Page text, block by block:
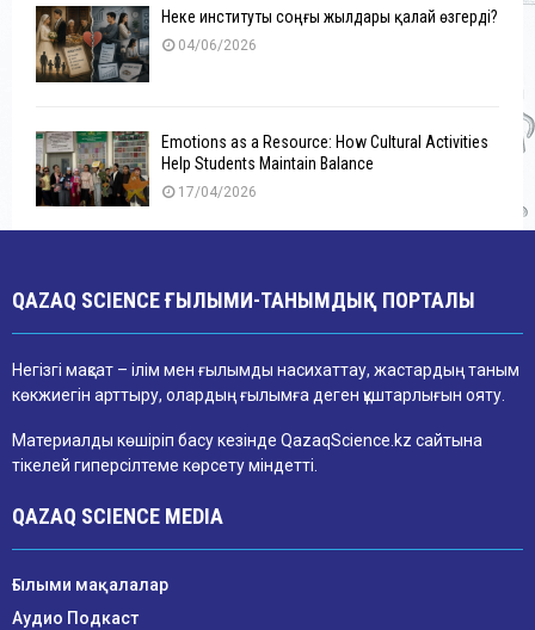
Неке институты соңғы жылдары қалай өзгерді?
04/06/2026
Emotions as a Resource: How Cultural Activities
Help Students Maintain Balance
17/04/2026
QAZAQ SCIENCE ҒЫЛЫМИ-ТАНЫМДЫҚ ПОРТАЛЫ
Негізгі мақсат – ілім мен ғылымды насихаттау, жастардың таным
көкжиегін арттыру, олардың ғылымға деген құштарлығын ояту.
Материалды көшіріп басу кезінде QazaqScience.kz сайтына
тікелей гиперсілтеме көрсету міндетті.
QAZAQ SCIENCE MEDIA
Ғылыми мақалалар
Аудио Подкаст